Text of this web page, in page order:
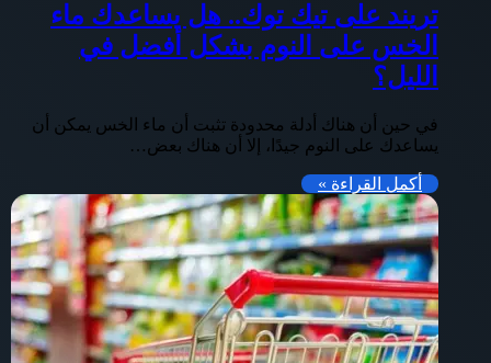
تريند على تيك توك.. هل يساعدك ماء
الخس على النوم بشكل أفضل في
الليل؟
في حين أن هناك أدلة محدودة تثبت أن ماء الخس يمكن أن
يساعدك على النوم جيدًا، إلا أن هناك بعض…
أكمل القراءة »